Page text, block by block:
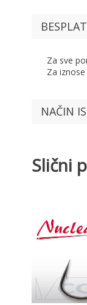
Za sve
Za
NAČIN
Slični